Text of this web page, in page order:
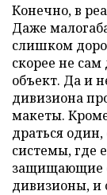
Конечно, в
Даже
слишком
скорее не
объект. Да и
дивизиона
макеты.
драться один,
системы, где
защищающие
дивизионы,